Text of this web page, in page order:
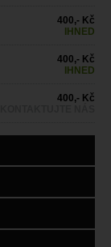
400,- Kč
IHNED
400,- Kč
IHNED
400,- Kč